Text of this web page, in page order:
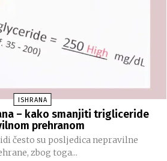
ISHRANA
– kako smanjiti trigliceride
prehranom
često su posljedica nepravilne
zbog toga...